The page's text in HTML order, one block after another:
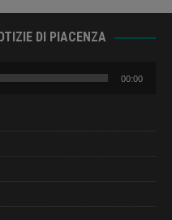
DI PIACENZA
00:00